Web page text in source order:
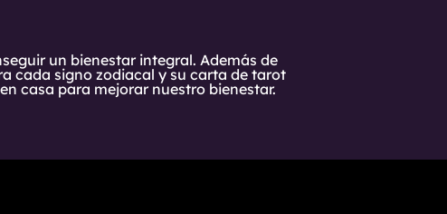
un bienestar integral. Además de
cada signo zodiacal y su carta de tarot
casa para mejorar nuestro bienestar.